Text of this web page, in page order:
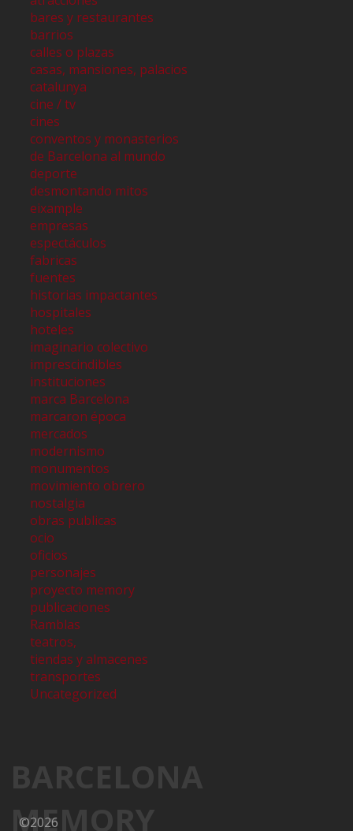
bares y restaurantes
barrios
calles o plazas
casas, mansiones, palacios
catalunya
cine / tv
cines
conventos y monasterios
de Barcelona al mundo
deporte
desmontando mitos
eixample
empresas
espectáculos
fabricas
fuentes
historias impactantes
hospitales
hoteles
imaginario colectivo
imprescindibles
instituciones
marca Barcelona
marcaron época
mercados
modernismo
monumentos
movimiento obrero
nostalgia
obras publicas
ocio
oficios
personajes
proyecto memory
publicaciones
Ramblas
teatros,
tiendas y almacenes
transportes
Uncategorized
BARCELONA
MEMORY
©2026